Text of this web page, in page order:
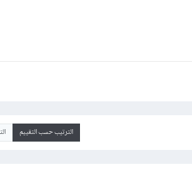
الترتيب حسب التقييم